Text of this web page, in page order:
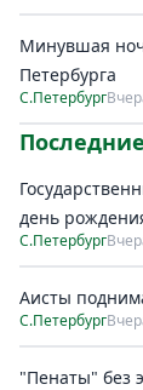
Минувшая
Петербурга
С.Петербург
день
С.Петербург
Аисты
С.Петербург
"Пенаты" без